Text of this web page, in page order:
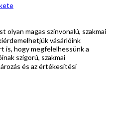
olyan magas színvonalú, szakmai
vásárlóink
is, hogy megfelelhessünk a
szigorú, szakmai
és az értékesítési